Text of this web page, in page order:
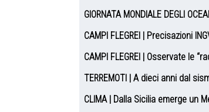
GIORNATA MONDIALE DEGLI
CAMPI FLEGREI | Precisazioni
CAMPI FLEGREI | Osservate le
TERREMOTI | A dieci anni dal
CLIMA | Dalla Sicilia emerge un